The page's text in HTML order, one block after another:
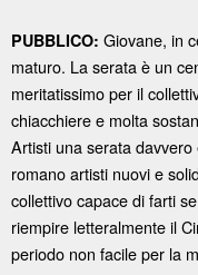
PUBBLICO: Giovane, in
maturo. La serata è un
meritatissimo per il
chiacchiere e molta
Artisti una serata
romano artisti nuovi e
collettivo capace di farti
riempire letteralmente il
periodo non facile per la